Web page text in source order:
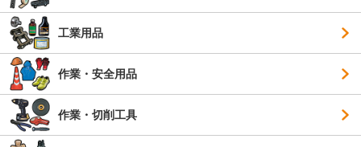
工業用品
作業・安全用品
作業・切削工具